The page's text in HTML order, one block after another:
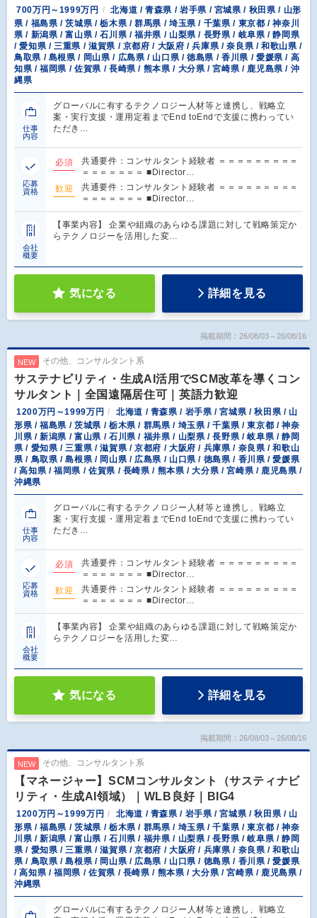
700万円～1999万円
北海道 / 青森県 / 岩手県 / 宮城県 / 秋田県 / 山形
県 / 福島県 / 茨城県 / 栃木県 / 群馬県 / 埼玉県 / 千葉県 / 東京都 / 神奈川
県 / 新潟県 / 富山県 / 石川県 / 福井県 / 山梨県 / 長野県 / 岐阜県 / 静岡県
/ 愛知県 / 三重県 / 滋賀県 / 京都府 / 大阪府 / 兵庫県 / 奈良県 / 和歌山県 /
鳥取県 / 島根県 / 岡山県 / 広島県 / 山口県 / 徳島県 / 香川県 / 愛媛県 / 高
知県 / 福岡県 / 佐賀県 / 長崎県 / 熊本県 / 大分県 / 宮崎県 / 鹿児島県 / 沖
縄県
仕事
内容
グローバルに有するテクノロジー人材等と連携し、戦略立
案・実行支援・運用定着までEnd toEndで支援に携わってい
ただき…
応募
資格
必須
共通要件：コンサルタント経験者 ＝＝＝＝＝＝＝＝＝
＝＝＝＝＝＝＝ ■Director…
歓迎
共通要件：コンサルタント経験者 ＝＝＝＝＝＝＝＝＝
＝＝＝＝＝＝＝ ■Director…
会社
概要
【事業内容】 企業や組織のあらゆる課題に対して戦略策定か
らテクノロジーを活用した変…
気になる 詳細を見る
掲載期間：26/08/03～26/08/16
NEW その他、コンサルタント系
サステナビリティ・生成AI活用でSCM改革を導くコン
サルタント｜全国遠隔居住可｜英語力歓迎
1200万円～1999万円
北海道 / 青森県 / 岩手県 / 宮城県 / 秋田県 / 山
形県 / 福島県 / 茨城県 / 栃木県 / 群馬県 / 埼玉県 / 千葉県 / 東京都 / 神奈
川県 / 新潟県 / 富山県 / 石川県 / 福井県 / 山梨県 / 長野県 / 岐阜県 / 静岡
県 / 愛知県 / 三重県 / 滋賀県 / 京都府 / 大阪府 / 兵庫県 / 奈良県 / 和歌山
県 / 鳥取県 / 島根県 / 岡山県 / 広島県 / 山口県 / 徳島県 / 香川県 / 愛媛県
/ 高知県 / 福岡県 / 佐賀県 / 長崎県 / 熊本県 / 大分県 / 宮崎県 / 鹿児島県 /
沖縄県
仕事
内容
グローバルに有するテクノロジー人材等と連携し、戦略立
案・実行支援・運用定着までEnd toEndで支援に携わってい
ただき…
応募
資格
必須
共通要件：コンサルタント経験者 ＝＝＝＝＝＝＝＝＝
＝＝＝＝＝＝＝ ■Director…
歓迎
共通要件：コンサルタント経験者 ＝＝＝＝＝＝＝＝＝
＝＝＝＝＝＝＝ ■Director…
会社
概要
【事業内容】 企業や組織のあらゆる課題に対して戦略策定か
らテクノロジーを活用した変…
気になる 詳細を見る
掲載期間：26/08/03～26/08/16
NEW その他、コンサルタント系
【マネージャー】SCMコンサルタント（サスティナビ
リティ・生成AI領域）｜WLB良好｜BIG4
1200万円～1999万円
北海道 / 青森県 / 岩手県 / 宮城県 / 秋田県 / 山
形県 / 福島県 / 茨城県 / 栃木県 / 群馬県 / 埼玉県 / 千葉県 / 東京都 / 神奈
川県 / 新潟県 / 富山県 / 石川県 / 福井県 / 山梨県 / 長野県 / 岐阜県 / 静岡
県 / 愛知県 / 三重県 / 滋賀県 / 京都府 / 大阪府 / 兵庫県 / 奈良県 / 和歌山
県 / 鳥取県 / 島根県 / 岡山県 / 広島県 / 山口県 / 徳島県 / 香川県 / 愛媛県
/ 高知県 / 福岡県 / 佐賀県 / 長崎県 / 熊本県 / 大分県 / 宮崎県 / 鹿児島県 /
沖縄県
グローバルに有するテクノロジー人材等と連携し、戦略立